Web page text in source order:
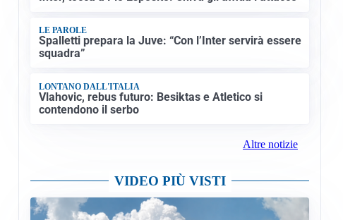
LE PAROLE
Spalletti prepara la Juve: “Con l’Inter servirà essere
squadra”
LONTANO DALL'ITALIA
Vlahovic, rebus futuro: Besiktas e Atletico si
contendono il serbo
Altre notizie
VIDEO PIÙ VISTI